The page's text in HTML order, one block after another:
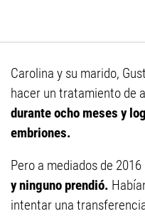
Carolina y su marido,
hacer un tratamiento de
durante ocho meses y
embriones.
Pero a mediados de 2016
y ninguno prendió.
intentar una